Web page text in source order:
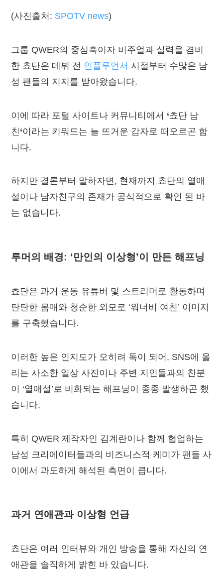
(사진출처: SPOTV news)
그룹 QWER의 중심축이자 비주얼과 실력을 겸비
한 쵸단은 데뷔 전 인플루언서 시절부터 수많은 남
성 팬들의 지지를 받아왔습니다.
이에 따라 포털 사이트나 커뮤니티에서 ‘쵸단 남
친 ‘이라는 키워드는 늘 뜨거운 감자로 떠오르곤 합
니다.
하지만 결론부터 말하자면, 현재까지 쵸단의 열애
설이나 남자친구의 존재가 공식적으로 확인 된 바
는 없습니다.
루머의 배경: ‘만인의 이상형’이 만든 해프닝
쵸단은 과거 운동 유튜버 및 스트리머로 활동하며
탄탄한 몸매와 청순한 외모로 ‘워너비 여친’ 이미지
를 구축했습니다.
이러한 높은 인지도가 오히려 독이 되어, SNS에 올
리는 사소한 일상 사진이나 주변 지인들과의 친분
이 ‘열애설’로 비화되는 해프닝이 종종 발생하곤 했
습니다.
특히 QWER 제작자인 김계란이나 함께 협업하는
남성 크리에이터들과의 비즈니스적 케미가 팬들 사
이에서 과도하게 해석된 측면이 큽니다.
과거 연애관과 이상형 언급
쵸단은 여러 인터뷰와 개인 방송을 통해 자신의 연
애관을 솔직하게 밝힌 바 있습니다.